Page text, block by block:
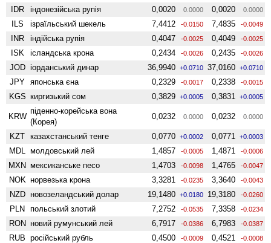
IDR індонезійська рупія 0,0020 0.0000 0,0020 0.0000
ILS ізраїльський шекель 7,4412 -0.0150 7,4835 -0.0049
INR індійська рупія 0,4047 -0.0025 0,4049 -0.0025
ISK ісландська крона 0,2434 -0.0026 0,2435 -0.0026
JOD іорданський динар 36,9940 +0.0710 37,0160 +0.0710
JPY японська єна 0,2329 -0.0017 0,2338 -0.0015
KGS киргизький сом 0,3829 +0.0005 0,3831 +0.0005
KRW
піденно-корейська вона
(Корея)
0,0232 0.0000 0,0232 0.0000
KZT казахстанський тенге 0,0770 +0.0002 0,0771 +0.0003
MDL молдовський лей 1,4857 -0.0005 1,4871 -0.0006
MXN мексиканське песо 1,4703 -0.0098 1,4765 -0.0047
NOK норвезька крона 3,3281 -0.0235 3,3640 -0.0043
NZD ново­зеландський долар 19,1480 +0.0180 19,3180 -0.0260
PLN польський злотий 7,2752 -0.0535 7,3358 -0.0234
RON новий румунський лей 6,7917 -0.0386 6,7983 -0.0387
RUB російський рубль 0,4500 -0.0009 0,4521 -0.0008